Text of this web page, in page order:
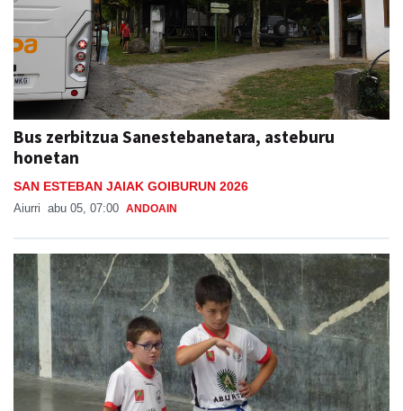
Bus zerbitzua Sanestebanetara, asteburu
honetan
SAN ESTEBAN JAIAK GOIBURUN 2026
Aiurri abu 05, 07:00 ANDOAIN